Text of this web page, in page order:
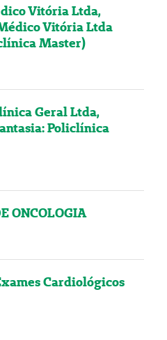
Vitória Ltda,
Vitória Ltda
Master)
Geral Ltda,
Policlínica
ONCOLOGIA
Cardiológicos